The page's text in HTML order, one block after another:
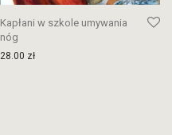
Kapłani w szkole umywania
nóg
28.00 zł